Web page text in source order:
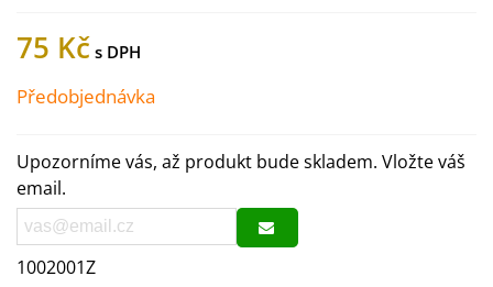
75 Kč
Předobjednávka
Upozorníme vás, až produkt bude skladem. Vložte váš
email.
1002001Z